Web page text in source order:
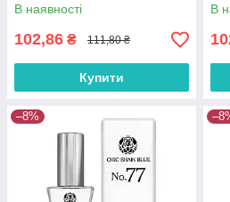
В наявності
102,86 ₴ 111,80 ₴
Купити
В
–8%